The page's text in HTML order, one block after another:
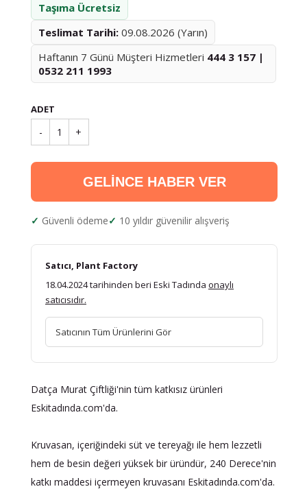
Taşıma Ücretsiz
Teslimat Tarihi: 09.08.2026 (Yarın)
Haftanın 7 Günü Müşteri Hizmetleri 444 3 157 |
0532 211 1993
ADET
- 1 +
GELİNCE HABER VER
Güvenli ödeme 10 yıldır güvenilir alışveriş
Satıcı, Plant Factory
18.04.2024 tarihinden beri Eski Tadında onaylı
satıcısıdır.
Satıcının Tüm Ürünlerini Gör
Datça Murat Çiftliği'nin tüm katkısız ürünleri
Eskitadında.com'da.
Kruvasan, içeriğindeki süt ve tereyağı ile hem lezzetli
hem de besin değeri yüksek bir üründür, 240 Derece'nin
katkı maddesi içermeyen kruvasanı Eskitadında.com'da.